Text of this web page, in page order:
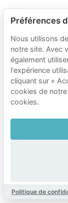
Préférences
Nous utilisons
notre site. Avec
également
l'expérience
cliquant sur «
cookies de
cookies.
Politique de